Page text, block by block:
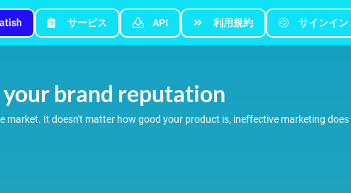
サービス API 利用規約 サインイン
brand reputation
It doesn't matter how good your product is, ineffective marketing